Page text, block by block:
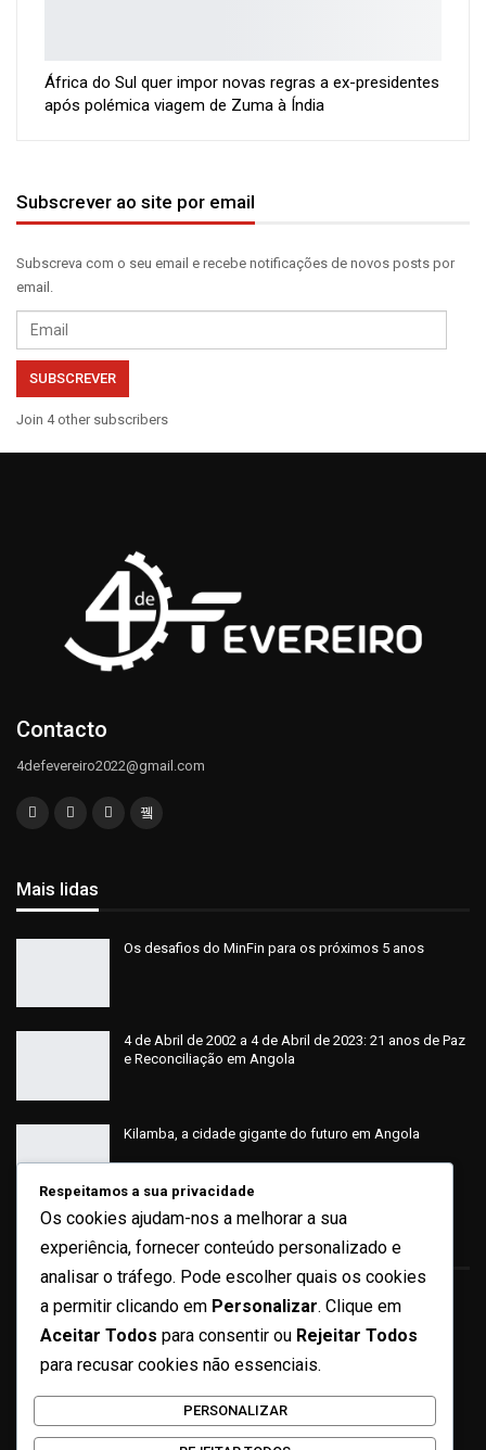
África do Sul quer impor novas regras a ex-presidentes
após polémica viagem de Zuma à Índia
Subscrever ao site por email
Subscreva com o seu email e recebe notificações de novos posts por
email.
Email
SUBSCREVER
Join 4 other subscribers
Contacto
4defevereiro2022@gmail.com
Mais lidas
Os desafios do MinFin para os próximos 5 anos
4 de Abril de 2002 a 4 de Abril de 2023: 21 anos de Paz
e Reconciliação em Angola
Kilamba, a cidade gigante do futuro em Angola
Sobre
Quem Somos
Ficha Técnica
Respeitamos a sua privacidade
Os cookies ajudam-nos a melhorar a sua
experiência, fornecer conteúdo personalizado e
analisar o tráfego. Pode escolher quais os cookies
a permitir clicando em Personalizar. Clique em
Aceitar Todos para consentir ou Rejeitar Todos
para recusar cookies não essenciais.
PERSONALIZAR